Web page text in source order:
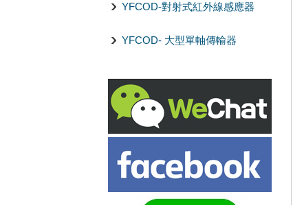
YFCOD-對射式紅外線感應器
YFCOD- 大型單軸傳輸器